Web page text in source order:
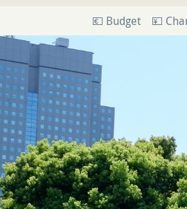
💶 Budget 💴